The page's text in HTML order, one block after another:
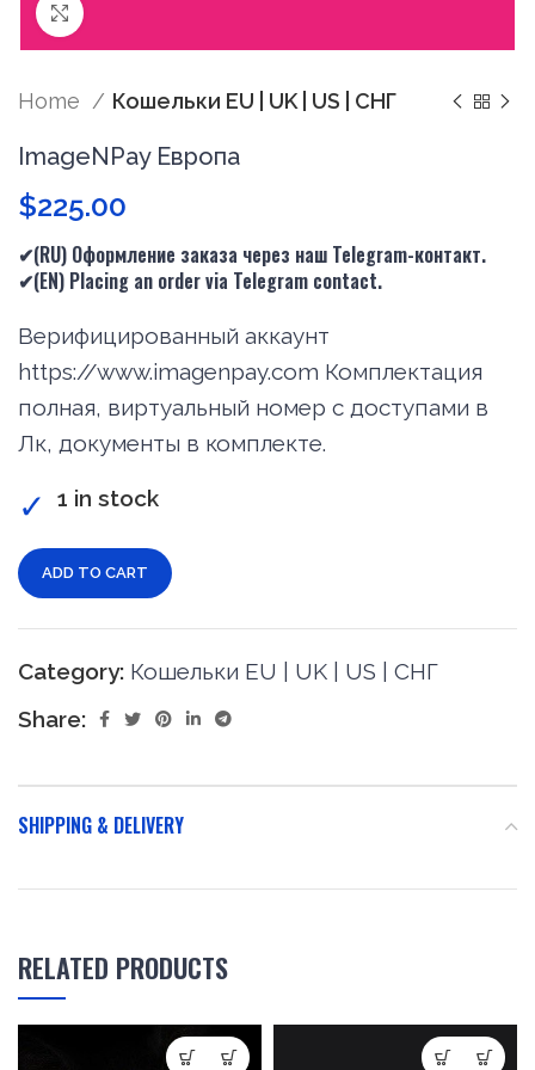
Home Кошельки EU | UK | US | СНГ
ImageNPay Европа
$225.00
✔(RU) Оформление заказа через наш Telegram-контакт.
✔(EN) Placing an order via Telegram contact.
Верифицированный аккаунт
https://www.imagenpay.com Комплектация
полная, виртуальный номер с доступами в
Лк, документы в комплекте.
1 in stock
ADD TO CART
Category: Кошельки EU | UK | US | СНГ
Share:
SHIPPING & DELIVERY
RELATED PRODUCTS